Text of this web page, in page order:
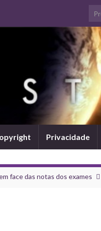
Privacidade
face das notas dos exames